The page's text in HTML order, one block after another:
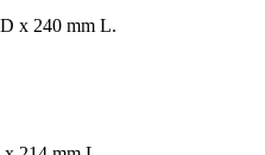
x 240 mm L.